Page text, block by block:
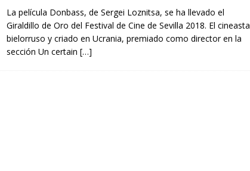
Cannes 2024: día 4. ‘Los hiperbóreos’ y ‘Kinds of Kindness’ FESTIVALES
La película Donbass, de Sergei Loznitsa, se ha llevado el
Giraldillo de Oro del Festival de Cine de Sevilla 2018. El cineasta
bielorruso y criado en Ucrania, premiado como director en la
sección Un certain […]